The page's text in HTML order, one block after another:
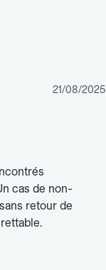
21/08/2025
cas de non-
retour de